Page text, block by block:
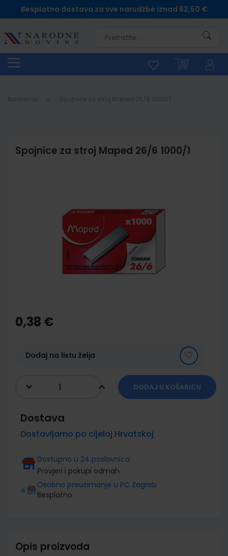
Besplatna dostava za sve narudžbe iznad 62,50 €
Naslovna
Spojnice za stroj Maped 26/6 1000/1
the
beginning
gallery
0,38 €
Dodaj na listu želja
DODAJ U KOŠARICU
Dostava
Dostavljamo po cijeloj Hrvatskoj
Dostupno u 24 poslovnica
Provjeri i pokupi odmah
Osobno preuzimanje u PC Zagreb
Besplatno
Opis proizvoda